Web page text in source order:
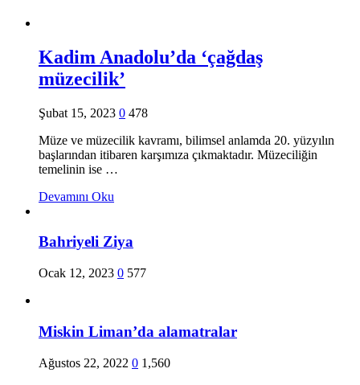
Kadim Anadolu’da ‘çağdaş
müzecilik’
Şubat 15, 2023 0 478
Müze ve müzecilik kavramı, bilimsel anlamda 20. yüzyılın
başlarından itibaren karşımıza çıkmaktadır. Müzeciliğin
temelinin ise …
Devamını Oku
Bahriyeli Ziya
Ocak 12, 2023 0 577
Miskin Liman’da alamatralar
Ağustos 22, 2022 0 1,560